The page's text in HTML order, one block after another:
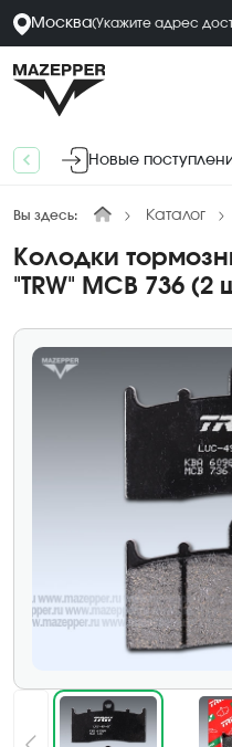
Москва(Укажите адрес
Новые
Вы здесь: Каталог
Колодки
"TRW" MCB 736 (2